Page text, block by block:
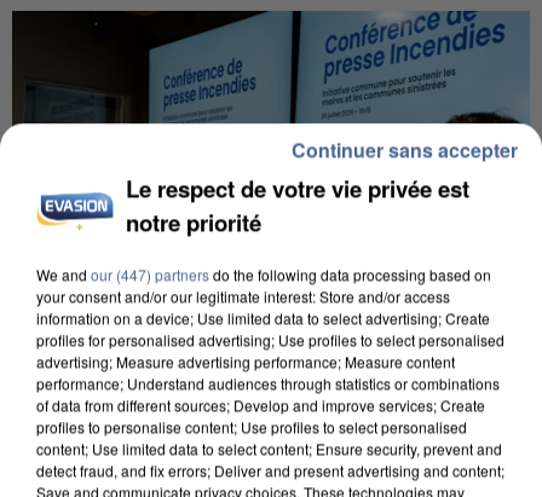
INCENDIES : L’ÎLE-DE-FRANCE LANCE UN ÉLAN
DE SOLIDARITÉ AVEC LES...
Le respect de votre vie privée est
notre priorité
We and our (447) partnersdo the following data processing based on
your consent and/or our legitimate interest: Store and/or access
information on a device; Use limited data to select advertising; Create
profiles for personalised advertising; Use profiles to select personalised
advertising; Measure advertising performance; Measure content
performance; Understand audiences through statistics or combinations
of data from different sources; Develop and improve services; Create
profiles to personalise content; Use profiles to select personalised
content; Use limited data to select content; Ensure security, prevent and
detect fraud, and fix errors; Deliver and present advertising and content;
Save and communicate privacy choices. These technologies may
Continuer sans accepter